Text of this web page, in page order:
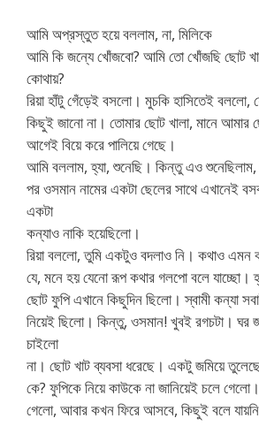
আমি অপ্রস্তুত হয়ে বললাম, না, মিলিকে
আমি কি জন্যে খোঁজবো? আমি তো খোঁজছি ছোট
কোথায়?
রিয়া হাঁটু গেঁড়েই বসলো। মুচকি হাসিতেই বললো,
কিছুই জানো না। তোমার ছোট খালা, মানে আমার
আগেই বিয়ে করে পালিয়ে গেছে।
আমি বললাম, হ্যা, শুনেছি। কিন্তু এও শুনেছিলাম,
পর ওসমান নামের একটা ছেলের সাথে এখানেই
একটা
কন্যাও নাকি হয়েছিলো।
রিয়া বললো, তুমি একটুও বদলাও নি। কথাও এমন
যে, মনে হয় যেনো রূপ কথার গলপো বলে যাচ্ছো।
ছোট ফুপি এখানে কিছুদিন ছিলো। স্বামী কন্যা
নিয়েই ছিলো। কিন্তু, ওসমান! খুবই রগচটা। ঘর
চাইলো
না। ছোট খাট ব্যবসা ধরেছে। একটু জমিয়ে
কে? ফুপিকে নিয়ে কাউকে না জানিয়েই চলে
গেলো, আবার কখন ফিরে আসবে, কিছুই বলে